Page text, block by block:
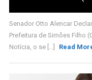
Senador Otto Alencar
Prefeitura de Simões Filho
Notícia, o se [...]
Read